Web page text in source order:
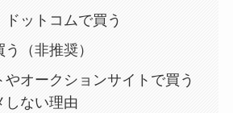
ドットコムで買う
（非推奨）
やオークションサイトで買う
しない理由